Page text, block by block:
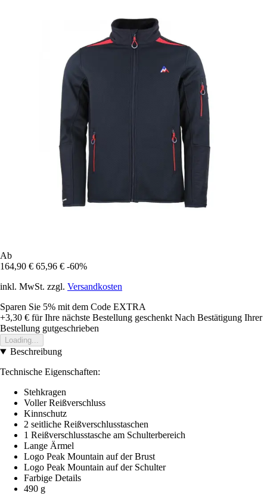
Ab
164,90 € 65,96 € -60%
inkl. MwSt. zzgl. Versandkosten
Sparen Sie 5% mit dem Code EXTRA
+3,30 € für Ihre nächste Bestellung geschenkt Nach Bestätigung Ihrer
Bestellung gutgeschrieben
Loading...
Beschreibung
Technische Eigenschaften:
Stehkragen
Voller Reißverschluss
Kinnschutz
2 seitliche Reißverschlusstaschen
1 Reißverschlusstasche am Schulterbereich
Lange Ärmel
Logo Peak Mountain auf der Brust
Logo Peak Mountain auf der Schulter
Farbige Details
490 g